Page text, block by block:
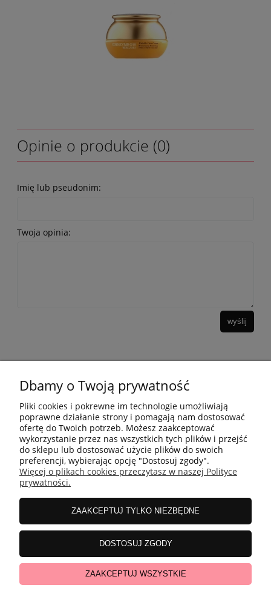
Opinie o produkcie (0)
Imię lub pseudonim:
Twoja opinia:
wyślij
10 KROKÓW KOREAŃSKIEJ PIELĘGANCJI
INFORMACJE
ZAKUPY
MOJE KONTO
WSPÓŁPRACA
Dbamy o Twoją prywatność
Pliki cookies i pokrewne im technologie umożliwiają
poprawne działanie strony i pomagają nam dostosować
ofertę do Twoich potrzeb. Możesz zaakceptować
wykorzystanie przez nas wszystkich tych plików i przejść
do sklepu lub dostosować użycie plików do swoich
preferencji, wybierając opcję "Dostosuj zgody".
Więcej o plikach cookies przeczytasz w naszej Polityce
prywatności.
ZAAKCEPTUJ TYLKO NIEZBĘDNE
DOSTOSUJ ZGODY
ZAAKCEPTUJ WSZYSTKIE